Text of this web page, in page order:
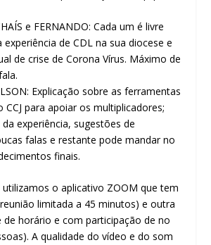
e FERNANDO: Cada um é livre
experiência de CDL na sua diocese e
de crise de Corona Vírus. Máximo de
Explicação sobre as ferramentas
CCJ para apoiar os multiplicadores;
experiência, sugestões de
falas e restante pode mandar no
finais.
o aplicativo ZOOM que tem
limitada a 45 minutos) e outra
de horário e com participação de no
A qualidade do vídeo e do som